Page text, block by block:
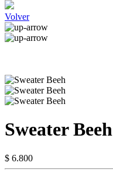
Volver
Sweater Beeh
$ 6.800